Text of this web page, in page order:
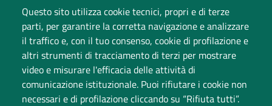
Questo sito utilizza cookie tecnici, propri e di terze
parti, per garantire la corretta navigazione e analizzare
il traffico e, con il tuo consenso, cookie di profilazione e
altri strumenti di tracciamento di terzi per mostrare
video e misurare l'efficacia delle attività di
comunicazione istituzionale. Puoi rifiutare i cookie non
necessari e di profilazione cliccando su “Rifiuta tutti”.
Dati di monitoraggio